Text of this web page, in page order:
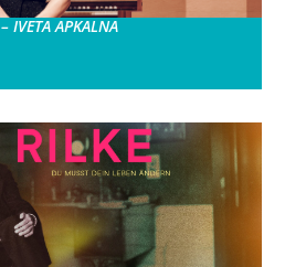
IVETA APKALNA